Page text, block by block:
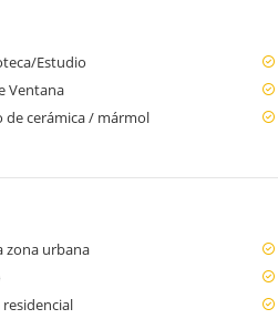
Estudio
Ventana
de cerámica / mármol
zona urbana
residencial